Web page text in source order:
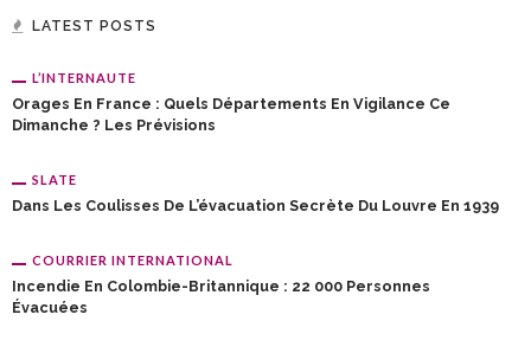
LATEST POSTS
L’INTERNAUTE
Orages En France : Quels Départements En Vigilance Ce
Dimanche ? Les Prévisions
SLATE
Dans Les Coulisses De L’évacuation Secrète Du Louvre En 1939
COURRIER INTERNATIONAL
Incendie En Colombie-Britannique : 22 000 Personnes
Évacuées